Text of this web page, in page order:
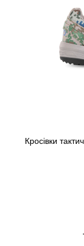
Кросівки